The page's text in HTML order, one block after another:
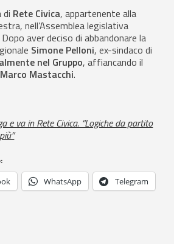
di Rete Civica, appartenente alla
nell’Assemblea legislativa
aver deciso di abbandonare la
Simone Pelloni, ex-sindaco di
nel Gruppo, affiancando il
Marco Mastacchi.
e va in Rete Civica. “Logiche da partito
WhatsApp Telegram